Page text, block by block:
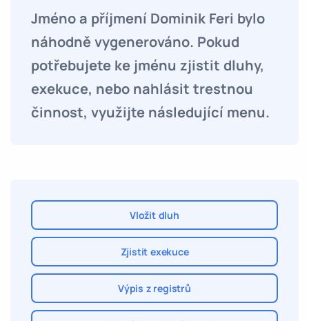
Jméno a příjmení Dominik Feri bylo
náhodně vygenerováno. Pokud
potřebujete ke jménu zjistit dluhy,
exekuce, nebo nahlásit trestnou
činnost, využijte následující menu.
Vložit dluh
Zjistit exekuce
Výpis z registrů